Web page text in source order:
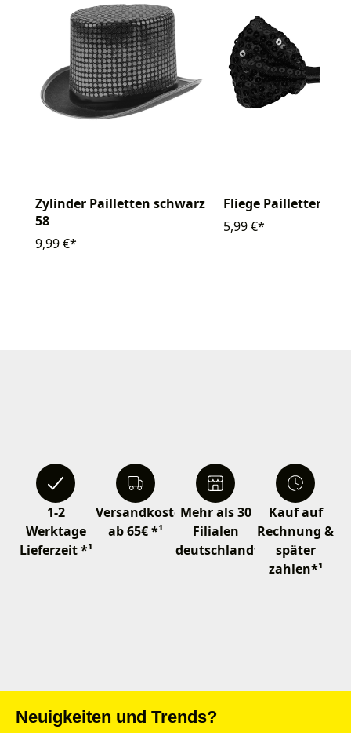
Zylinder Pailletten schwarz
58
9,99 €*
Fliege Pailletten
5,99 €*
1-2
Werktage
Lieferzeit *¹
Versandkostenfrei
ab 65€ *¹
Mehr als 30
Filialen
deutschlandweit
Kauf auf
Rechnung &
später
zahlen*¹
Neuigkeiten und Trends?